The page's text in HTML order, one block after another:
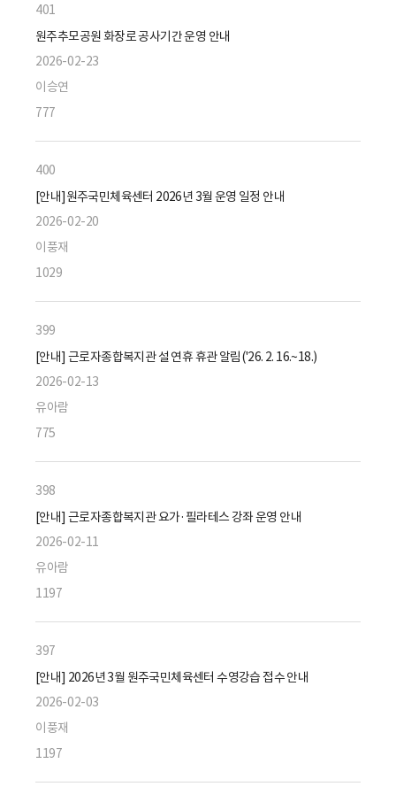
401
원주추모공원 화장로 공사기간 운영 안내
2026-02-23
이승연
777
400
[안내]원주국민체육센터 2026년 3월 운영 일정 안내
2026-02-20
이풍재
1029
399
[안내] 근로자종합복지관 설 연휴 휴관 알림('26. 2. 16.~18.)
2026-02-13
유아람
775
398
[안내] 근로자종합복지관 요가·필라테스 강좌 운영 안내
2026-02-11
유아람
1197
397
[안내] 2026년 3월 원주국민체육센터 수영강습 접수 안내
2026-02-03
이풍재
1197